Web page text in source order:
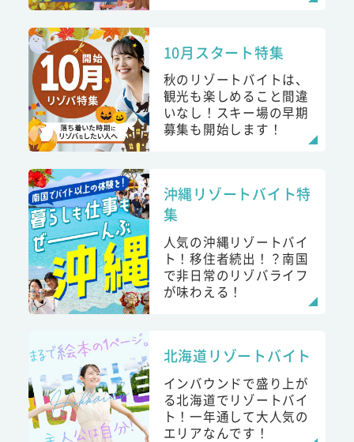
10月スタート特集
秋のリゾートバイトは、
観光も楽しめること間違
いなし！スキー場の早期
募集も開始します！
沖縄リゾートバイト特
集
人気の沖縄リゾートバイ
ト！移住者続出！？南国
で非日常のリゾバライフ
が味わえる！
北海道リゾートバイト
インバウンドで盛り上が
る北海道でリゾートバイ
ト！一年通して大人気の
エリアなんです！